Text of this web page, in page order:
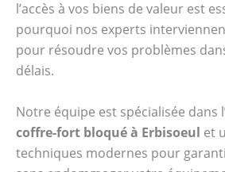
l’accès à vos biens de valeur est
pourquoi nos experts
pour résoudre vos problèmes
délais.
Notre équipe est spécialisée dans
coffre-fort bloqué à Erbisoeul et
techniques modernes pour